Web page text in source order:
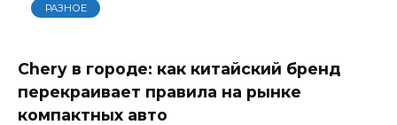
РАЗНОЕ
Chery в городе: как китайский бренд
перекраивает правила на рынке
компактных авто